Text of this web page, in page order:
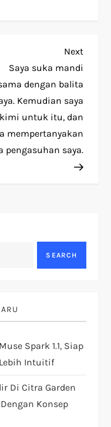
Next
Next
Saya suka mandi
dengan balita
Kemudian saya
untuk itu, dan
mempertanyakan
pengasuhan saya.
SEARCH
Spark 1.1, Siap
Lebih Intuitif
Di Citra Garden
Konsep